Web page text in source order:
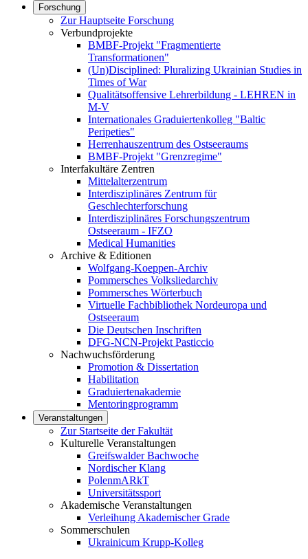
Forschung
Zur Hauptseite Forschung
Verbundprojekte
BMBF-Projekt "Fragmentierte
Transformationen"
(Un)Disciplined: Pluralizing Ukrainian Studies in
Times of War
Qualitätsoffensive Lehrerbildung - LEHREN in
M-V
Internationales Graduiertenkolleg "Baltic
Peripeties"
Herrenhauszentrum des Ostseeraums
BMBF-Projekt "Grenzregime"
Interfakultäre Zentren
Mittelalterzentrum
Interdisziplinäres Zentrum für
Geschlechterforschung
Interdisziplinäres Forschungszentrum
Ostseeraum - IFZO
Medical Humanities
Archive & Editionen
Wolfgang-Koeppen-Archiv
Pommersches Volksliedarchiv
Pommersches Wörterbuch
Virtuelle Fachbibliothek Nordeuropa und
Ostseeraum
Die Deutschen Inschriften
DFG-NCN-Projekt Pasticcio
Nachwuchsförderung
Promotion & Dissertation
Habilitation
Graduiertenakademie
Mentoringprogramm
Veranstaltungen
Zur Startseite der Fakultät
Kulturelle Veranstaltungen
Greifswalder Bachwoche
Nordischer Klang
PolenmARkT
Universitätssport
Akademische Veranstaltungen
Verleihung Akademischer Grade
Sommerschulen
Ukrainicum Krupp-Kolleg